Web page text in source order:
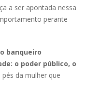
a ser apontada nessa
perante
banqueiro
o poder público, o
da mulher que